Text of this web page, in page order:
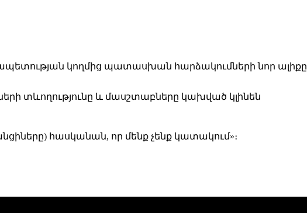
կողմից պատասխան հարձակումների նոր ալիքը
տևողությունը և մասշտաբները կախված կլինեն
հասկանան, որ մենք չենք կատակում»։